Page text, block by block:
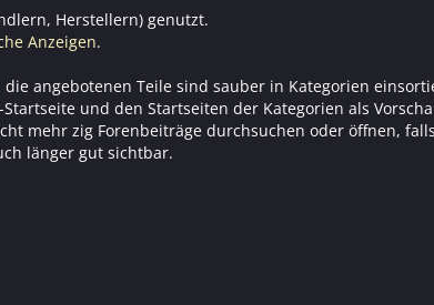
Herstellern) genutzt.
Anzeigen.
angebotenen Teile sind sauber in Kategorien
und den Startseiten der Kategorien als
mehr zig Forenbeiträge durchsuchen oder öffnen,
länger gut sichtbar.